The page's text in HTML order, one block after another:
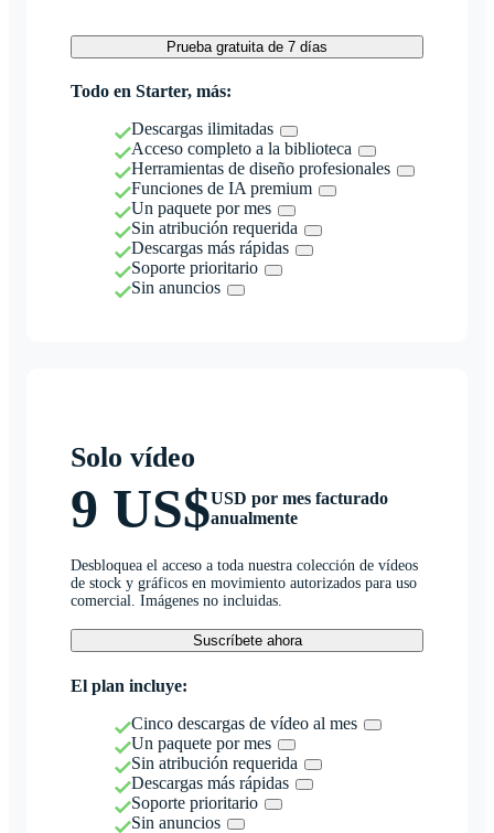
Prueba gratuita de 7 días
Todo en Starter, más:
Descargas ilimitadas
Acceso completo a la biblioteca
Herramientas de diseño profesionales
Funciones de IA premium
Un paquete por mes
Sin atribución requerida
Descargas más rápidas
Soporte prioritario
Sin anuncios
Solo vídeo
9 US$USD por mes facturado
anualmente
Desbloquea el acceso a toda nuestra colección de vídeos
de stock y gráficos en movimiento autorizados para uso
comercial. Imágenes no incluidas.
Suscríbete ahora
El plan incluye:
Cinco descargas de vídeo al mes
Un paquete por mes
Sin atribución requerida
Descargas más rápidas
Soporte prioritario
Sin anuncios